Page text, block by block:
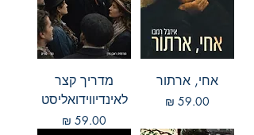
אחי, ארתור
מחיר
מדריך קצר
לאינדיווידואליסט
מחיר